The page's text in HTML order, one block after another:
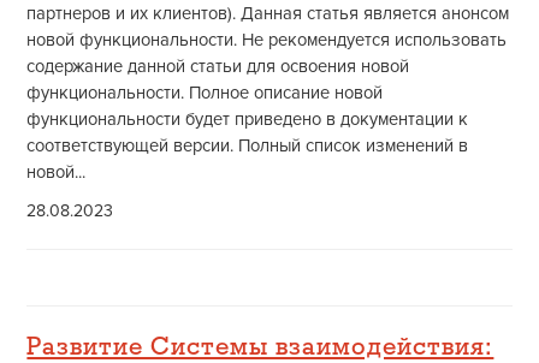
партнеров и их клиентов). Данная статья является анонсом
новой функциональности. Не рекомендуется использовать
содержание данной статьи для освоения новой
функциональности. Полное описание новой
функциональности будет приведено в документации к
соответствующей версии. Полный список изменений в
новой...
28.08.2023
Развитие Системы взаимодействия: